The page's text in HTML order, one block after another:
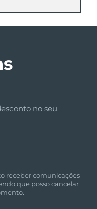
no seu
receber comunicações
que posso cancelar